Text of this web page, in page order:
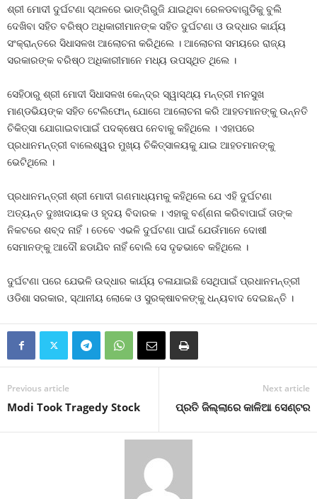
ଶ୍ରୀ ମୋଦୀ ଦୁର୍ଘଟଣା ସ୍ଥଳରେ ଭାଙ୍ଗିରୁଜି ଯାଇଥିବା ରେଳଡବାଗୁଡିକୁ ବୁଲି
ଦେଖିବା ସହିତ ବରିଷ୍ଠ ଅଧିକାରୀମାନଙ୍କ ସହିତ ଦୁର୍ଘଟଣା ଓ ଉଦ୍ଧାର କାର୍ଯ୍ୟ
ସଂକ୍ରାନ୍ତରେ ସିଧାସଳଖ ଆଲୋଚନା କରିଥିଲେ । ଆଲୋଚନା ସମୟରେ ରାଜ୍ୟ
ସରକାରଙ୍କ ବରିଷ୍ଠ ଅଧିକାରୀମାନେ ମଧ୍ୟ ଉପସ୍ଥିତ ଥିଲେ ।
ସେହିଠାରୁ ଶ୍ରୀ ମୋଦୀ ସିଧାସଳଖ କେନ୍ଦ୍ର ସ୍ୱାସ୍ଥ୍ୟ ମନ୍ତ୍ରୀ ମନସୁଖ
ମାଣ୍ଡଭିୟଙ୍କ ସହିତ ଟେଲିଫୋନ୍‍ ଯୋଗେ ଆଲୋଚନା କରି ଆହତମାନଙ୍କୁ ଉନ୍ନତି
ଚିକିତ୍ସା ଯୋଗାଇବାପାଇଁ ପଦକ୍ଷେପ ନେବାକୁ କହିଥିଲେ । ଏହାପରେ
ପ୍ରଧାନମନ୍ତ୍ରୀ ବାଲେଶ୍ୱର ମୁଖ୍ୟ ଚିକିତ୍ସାଳୟକୁ ଯାଇ ଆହତମାନଙ୍କୁ
ଭେଟିଥିଲେ ।
ପ୍ରଧାନମନ୍ତ୍ରୀ ଶ୍ରୀ ମୋଦୀ ଗଣମାଧ୍ୟମକୁ କହିଥିଲେ ଯେ ଏହି ଦୁର୍ଘଟଣା
ଅତ୍ୟନ୍ତ ଦୁଃଖଦାୟକ ଓ ହୃଦୟ ବିଦାରକ । ଏହାକୁ ବର୍ଣ୍ଣନା କରିବାପାଇଁ ତାଙ୍କ
ନିକଟରେ ଶବ୍ଦ ନାହିଁ । ତେବେ ଏଭଳି ଦୁର୍ଘଟଣା ପାଇଁ ଯେଉଁମାନେ ଦୋଷୀ
ସେମାନଙ୍କୁ ଆଦୌ ଛଡାଯିବ ନାହିଁ ବୋଲି ସେ ଦୃଢଭାବେ କହିଥିଲେ ।
ଦୁର୍ଘଟଣା ପରେ ଯେଭଳି ଉଦ୍ଧାର କାର୍ଯ୍ୟ ଚଳାଯାଇଛି ସେଥିପାଇଁ ପ୍ରଧାନମନ୍ତ୍ରୀ
ଓଡିଶା ସରକାର, ସ୍ଥାନୀୟ ଲୋକେ ଓ ସୁରକ୍ଷାବଳଙ୍କୁ ଧନ୍ୟବାଦ ଦେଇଛନ୍ତି ।
Previous article
Modi Took Tragedy Stock
Next article
ପ୍ରତି ଜିଲ୍ଲାରେ କାଳିଆ ସେଣ୍ଟର